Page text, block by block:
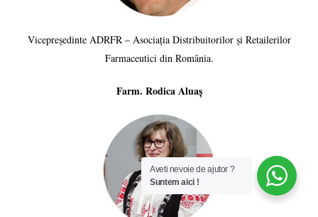
Vicepreședinte ADRFR – Asociația Distribuitorilor și Retailerilor
Farmaceutici din România.
Farm. Rodica Aluaș
Aveti nevoie de ajutor ?
Suntem aici !